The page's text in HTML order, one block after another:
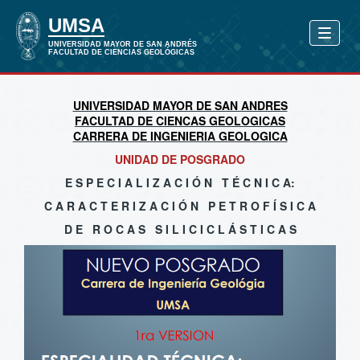
UNIVERSIDAD MAYOR DE SAN ANDRES
FACULTAD DE CIENCAS GEOLOGICAS
CARRERA DE INGENIERIA GEOLOGICA
UNIDAD DE POSGRADO
E S P E C I A L I Z A C I Ó N T É C N I C A:
C A R A C T E R I Z A C I Ó N P E T R O F Í S I C A
D E R O C A S S I L I C I C L Á S T I C A S